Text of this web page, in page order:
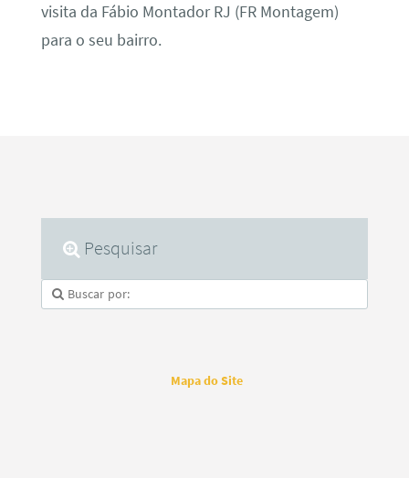
visita da Fábio Montador RJ (FR Montagem)
para o seu bairro.
Pesquisar
Mapa do Site